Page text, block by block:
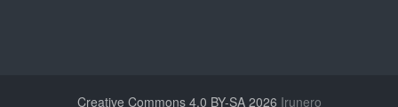
Creative Commons 4.0 BY-SA 2026 Irunero